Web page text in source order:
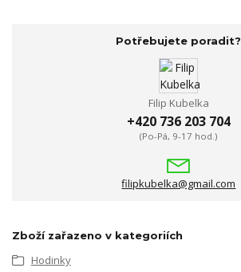
Potřebujete poradit?
Filip Kubelka
+420 736 203 704
(Po-Pá, 9-17 hod.)
filipkubelka@gmail.com
Zboží zařazeno v kategoriích
Hodinky